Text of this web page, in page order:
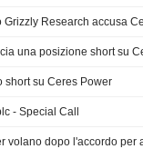
una posizione short su
short su Ceres Power
- Special Call